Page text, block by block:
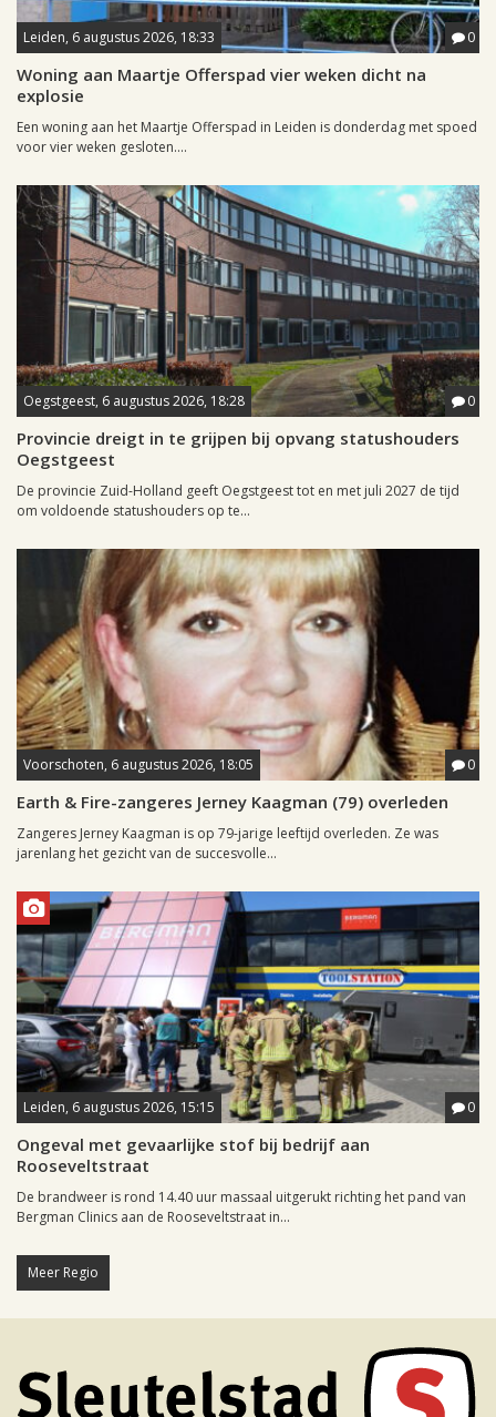
Leiden, 6 augustus 2026, 18:33 0
Woning aan Maartje Offerspad vier weken dicht na
explosie
Een woning aan het Maartje Offerspad in Leiden is donderdag met spoed
voor vier weken gesloten....
Oegstgeest, 6 augustus 2026, 18:28 0
Provincie dreigt in te grijpen bij opvang statushouders
Oegstgeest
De provincie Zuid-Holland geeft Oegstgeest tot en met juli 2027 de tijd
om voldoende statushouders op te...
Voorschoten, 6 augustus 2026, 18:05 0
Earth & Fire-zangeres Jerney Kaagman (79) overleden
Zangeres Jerney Kaagman is op 79-jarige leeftijd overleden. Ze was
jarenlang het gezicht van de succesvolle...
Leiden, 6 augustus 2026, 15:15 0
Ongeval met gevaarlijke stof bij bedrijf aan
Rooseveltstraat
De brandweer is rond 14.40 uur massaal uitgerukt richting het pand van
Bergman Clinics aan de Rooseveltstraat in...
Meer Regio